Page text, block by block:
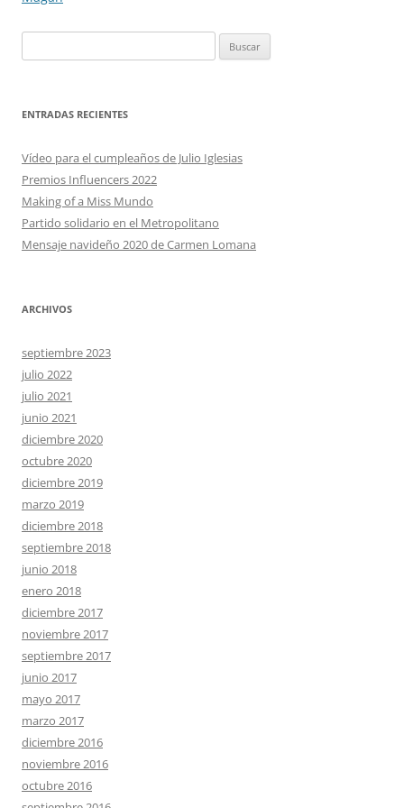
ENTRADAS RECIENTES
Vídeo para el cumpleaños de Julio Iglesias
Premios Influencers 2022
Making of a Miss Mundo
Partido solidario en el Metropolitano
Mensaje navideño 2020 de Carmen Lomana
ARCHIVOS
septiembre 2023
julio 2022
julio 2021
junio 2021
diciembre 2020
octubre 2020
diciembre 2019
marzo 2019
diciembre 2018
septiembre 2018
junio 2018
enero 2018
diciembre 2017
noviembre 2017
septiembre 2017
junio 2017
mayo 2017
marzo 2017
diciembre 2016
noviembre 2016
octubre 2016